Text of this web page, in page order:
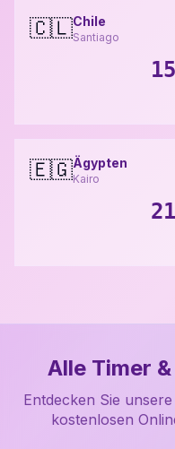
🇨🇱Chile
Santiago
🇪🇬Ägypten
Kairo
Alle Timer
Entdecken Sie
kostenlosen